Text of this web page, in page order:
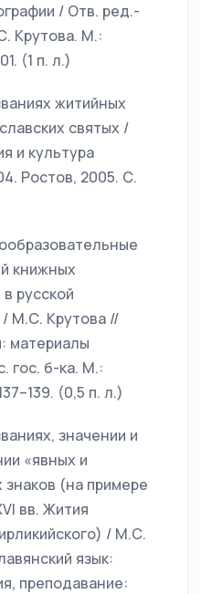
/ Отв. ред.-
Крутова. М.:
(1 п. л.)
житийных
святых /
и культура
Ростов, 2005. С.
книжных
русской
/ М.С. Крутова //
материалы
гос. б-ка. М.:
(0,5 п. л.)
значении и
«явных и
(на примере
вв. Жития
/ М.С.
язык:
преподавание: